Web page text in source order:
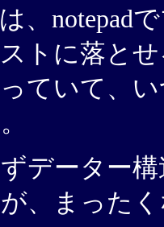
、notepad
トに落と
ていて、
データー
、まった